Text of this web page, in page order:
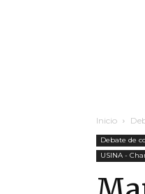
Inicio
Debate de
USINA -